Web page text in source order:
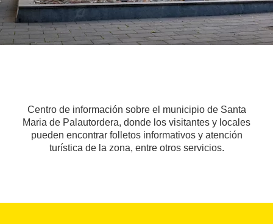
Centro de información sobre el municipio de Santa
Maria de Palautordera, donde los visitantes y locales
pueden encontrar folletos informativos y atención
turística de la zona, entre otros servicios.